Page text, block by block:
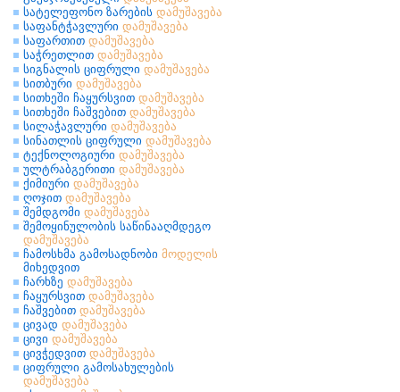
სატელეფონო ზარების დამუშავება
საფანტჭავლური დამუშავება
საფართით დამუშავება
საჭრეთლით დამუშავება
სიგნალის ციფრული დამუშავება
სითბური დამუშავება
სითხეში ჩაყურსვით დამუშავება
სითხეში ჩაშვებით დამუშავება
სილაჭავლური დამუშავება
სინათლის ციფრული დამუშავება
ტექნოლოგიური დამუშავება
ულტრაბგერითი დამუშავება
ქიმიური დამუშავება
ღოჯით დამუშავება
შემდგომი დამუშავება
შემოყინულობის საწინააღმდეგო
დამუშავება
ჩამოსხმა გამოსადნობი მოდელის
მიხედვით
ჩარხზე დამუშავება
ჩაყურსვით დამუშავება
ჩაშვებით დამუშავება
ცივად დამუშავება
ცივი დამუშავება
ცივჭედვით დამუშავება
ციფრული გამოსახულების
დამუშავება